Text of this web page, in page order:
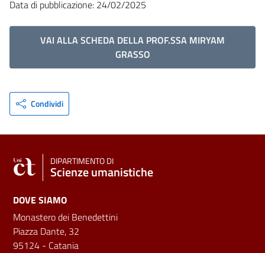
Data di pubblicazione: 24/02/2025
VAI ALLA SCHEDA DELLA PROF.SSA MIRYAM
GRASSO
Condividi
DIPARTIMENTO DI
Scienze umanistiche
DOVE SIAMO
Monastero dei Benedettini
Piazza Dante, 32
95124 - Catania